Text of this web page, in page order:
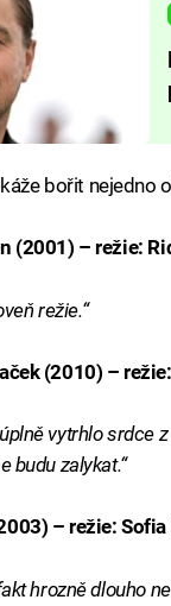
bořit nejedno
(2001) – režie:
režie.“
(2010) –
vytrhlo srdce
budu zalykat.“
– režie:
hrozně dlouho